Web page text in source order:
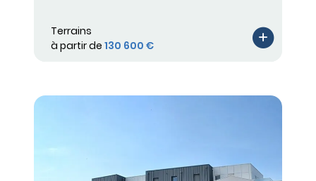
Terrains
à partir de 130 600 €